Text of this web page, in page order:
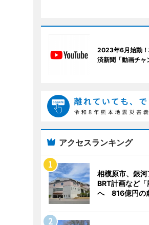
2023年6月始動！
済新聞「動画チャ
アクセスランキング
相模原市、銀河
BRT計画など
へ 816億円の